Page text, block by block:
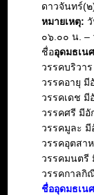
ดาวจันทร์(
หมายเหตุ:
๐๖.๐๐ น. –
ชื่ออุดมธเน
วรรคบริวา
วรรคอายุ มี
วรรคเดช
วรรคศรี มีอั
วรรคมูละ มี
วรรคอุตสา
วรรคมนตรี
วรรคกาลกิ
ชื่ออุดมธเน